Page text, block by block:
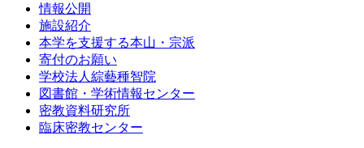
情報公開
施設紹介
本学を支援する本山・宗派
寄付のお願い
学校法人綜藝種智院
図書館・学術情報センター
密教資料研究所
臨床密教センター